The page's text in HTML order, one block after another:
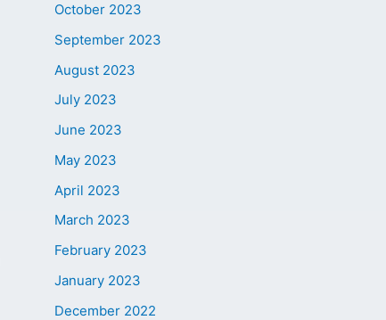
October 2023
September 2023
August 2023
July 2023
June 2023
May 2023
April 2023
March 2023
February 2023
January 2023
December 2022